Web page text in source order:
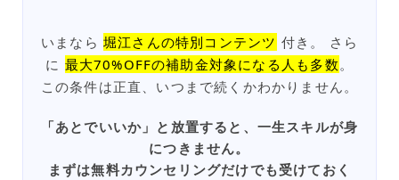
いまなら堀江さんの特別コンテンツ 付き。 さら
に 最大70%OFFの補助金対象になる人も多数 。
この条件は正直、いつまで続くかわかりません。
「あとでいいか」と放置すると、一生スキルが身
につきません。
まずは無料カウンセリングだけでも受けておく